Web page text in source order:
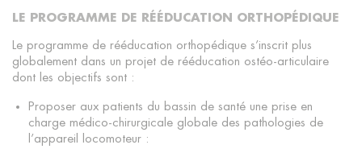
LE PROGRAMME DE RÉÉDUCATION ORTHOPÉDIQUE
Le programme de rééducation orthopédique s’inscrit plus
globalement dans un projet de rééducation ostéo-articulaire
dont les objectifs sont :
Proposer aux patients du bassin de santé une prise en
charge médico-chirurgicale globale des pathologies de
l’appareil locomoteur :